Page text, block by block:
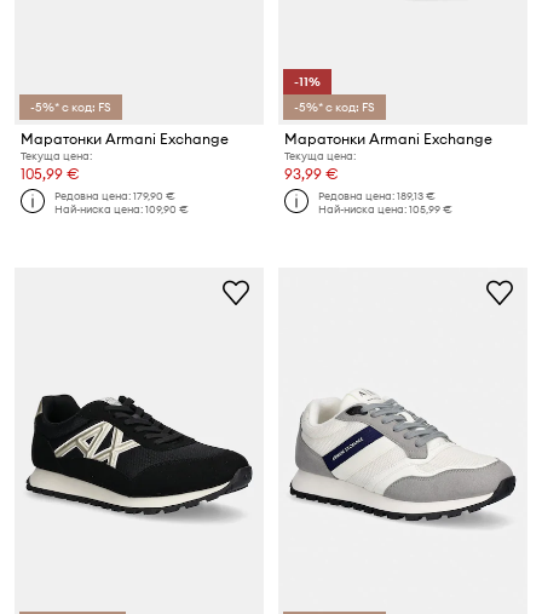
-5%* с код: FS
Маратонки Armani Exchange
Текуща цена:
105,99 €
Редовна цена:179,90 €
Най-ниска цена:109,90 €
-11%
-5%* с код: FS
Маратонки Armani Exchange
Текуща цена:
93,99 €
Редовна цена:189,13 €
Най-ниска цена:105,99 €